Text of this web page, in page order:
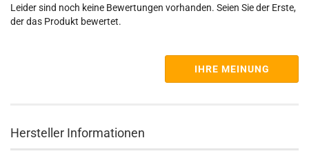
Leider sind noch keine Bewertungen vorhanden. Seien Sie der Erste,
der das Produkt bewertet.
IHRE MEINUNG
Hersteller Informationen